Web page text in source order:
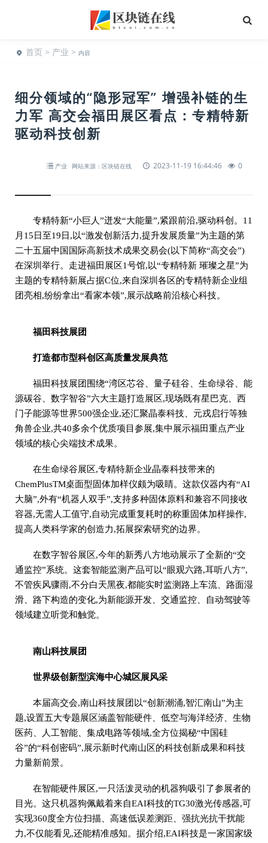
首页 > 产业 > 内容
细分领域的“隐形冠军” 增强补链的生
力军 高交会福田展区看点：专精特新
驱动科技创新
产业 网站来源：区块链在线 2023-11-19 16:44:46 0
专精特新“小巨人”迸发“大能量”,紧跟前沿,驱动科创。11
月15日至19日,以“激发创新活力,提升发展质量”为主题的第
二十五届中国国际高新技术成果交易会(以下简称“高交会”)
在深圳举行。走进福田展区1号馆,以“专精特新 璀璨之星”为
主题的专精特新展占据C位,来自深圳各区的专精特新企业组
团亮相,纷纷拿出“看家本领”,展示战略前沿核心科技。
福田科技展团
打造都市型科创区高质量发展典范
福田科技展团围绕“湾区芯谷、量子硅谷、生命绿谷、能
源碳谷、数字智谷”六大主题打造展区,现场既有星巴克、西
门子能源等世界500强企业,还汇聚晶泰科技、元戎启行等独
角兽企业,共40多余个优质项目参展,集中展示福田重点产业
领域的核心尖端技术成果。
在生命绿谷展区,专精特新企业晶泰科技带来的
ChemPlusTM桌面型固体加样仪颇为吸睛。这款仪器内有“AI
大脑”,外有“机器人双手”,支持多种固体原料和兼容不同接收
容器,无需人工值守,自动完成重复耗时的称重固体加样操作,
提高人类科学家的创造力,拓展探索研究的边界。
在数字智谷展区,今年的新秀八方地动展示了全新的“交
通监控”系统。这套智能监测产品可以“眼观六路,耳听八方”,
不管疾风骤雨,不分白天黑夜,都能实时监测路上车流、路面湿
滑、路下构造的变化,为新能源开发、交通监控、自动驾驶等
领域建立听觉和触觉。
南山科技展团
世界级创新型滨海中心城区展风采
本届高交会,南山科技展团以“创新潮涌,智汇南山”为主
题,设置五大专题展区涵盖智能硬件、低空与海洋经济、生物
医药、人工智能、集成电路等领域,全方位揭秘“中国硅
谷”的“科创密码”,展示新时代南山区的科技创新成果和科技
力量新前景。
在智能硬件展区,一只活泼灵动的机器狗吸引了参展者的
目光。这只机器狗佩戴着来自EAI科技的TG30激光传感器,可
实现360度全方位扫描、高速低误差测距、强抗光抗干扰能
力,不仅能看见,还能精准感知。据介绍,EAI科技是一家国家级